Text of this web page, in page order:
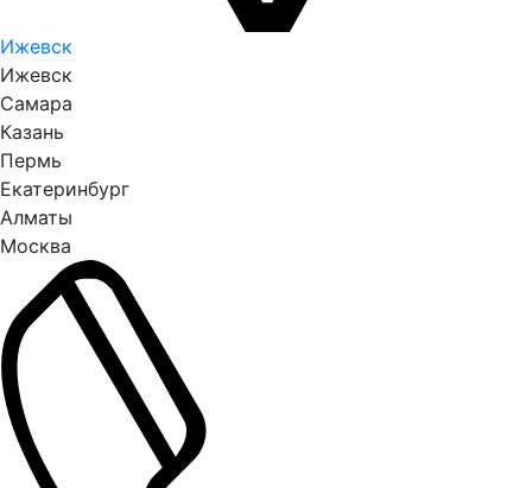
Ижевск
Ижевск
Самара
Казань
Пермь
Екатеринбург
Алматы
Москва